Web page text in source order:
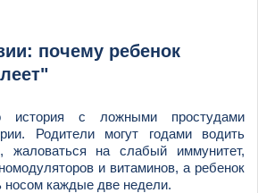
почему ребенок
история с ложными простудами
Родители могут годами водить
жаловаться на слабый иммунитет,
и витаминов, а ребенок
носом каждые две недели.